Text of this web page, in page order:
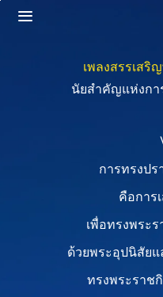
เพลงสรรเสริ
นัยสำคัญแห่งกา
การทรงป
คือการ
เพื่อทรงพระ
ด้วยพระอุปนิสัย
ทรงพระราช